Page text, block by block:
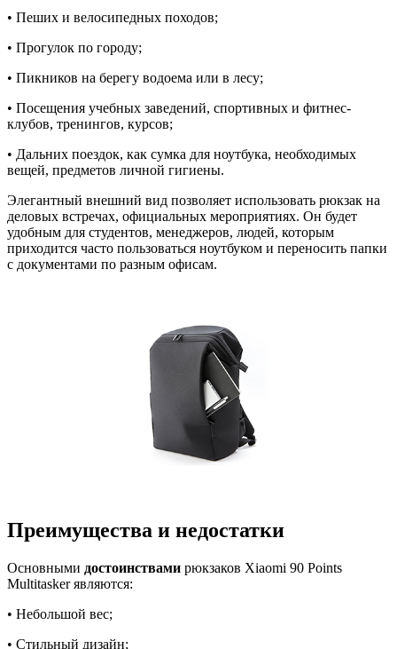
• Пеших и велосипедных походов;
• Прогулок по городу;
• Пикников на берегу водоема или в лесу;
• Посещения учебных заведений, спортивных и фитнес-
клубов, тренингов, курсов;
• Дальних поездок, как сумка для ноутбука, необходимых
вещей, предметов личной гигиены.
Элегантный внешний вид позволяет использовать рюкзак на
деловых встречах, официальных мероприятиях. Он будет
удобным для студентов, менеджеров, людей, которым
приходится часто пользоваться ноутбуком и переносить папки
с документами по разным офисам.
Преимущества и недостатки
Основными достоинствами рюкзаков Xiaomi 90 Points
Multitasker являются:
• Небольшой вес;
• Стильный дизайн;